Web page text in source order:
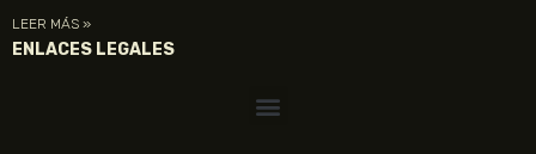
LEER MÁS »
ENLACES LEGALES